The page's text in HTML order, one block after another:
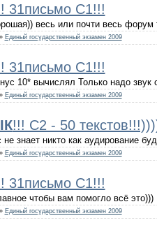
31письмо С1!!!
весь или почти весь форум
» Единый государственный экзамен 2009
31письмо С1!!!
10* вычислял Только надо
» Единый государственный экзамен 2009
!!! С2 - 50
знает никто как аудирование
» Единый государственный экзамен 2009
31письмо С1!!!
чтобы вам помогло всё это)))
» Единый государственный экзамен 2009